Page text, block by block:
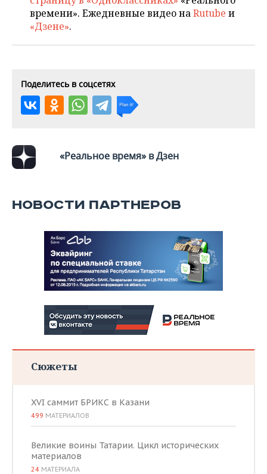
времени». Ежедневные видео наRutube и
«Дзене».
Поделитесь в соцсетях
«Реальное время» в Дзен
НОВОСТИ ПАРТНЕРОВ
Сюжеты
XVI саммит БРИКС в Казани
499 МАТЕРИАЛОВ
Великие воины Татарии. Цикл исторических
материалов
24 МАТЕРИАЛА